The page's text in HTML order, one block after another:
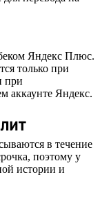
Яндекс Плюс.
только при
при
аккаунте Яндекс.
в течение
поэтому у
истории и